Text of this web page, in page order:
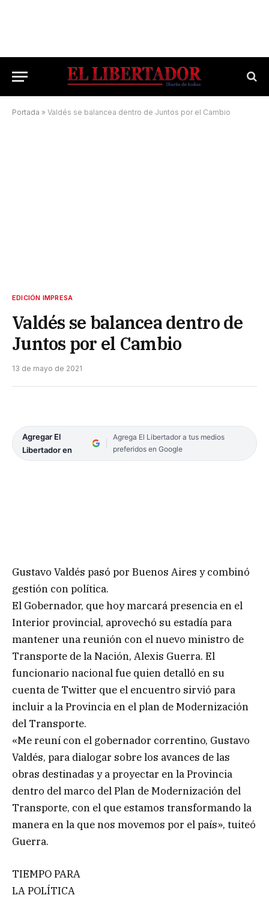
Portada » Valdés se balancea dentro de Juntos por el Cambio
EDICIÓN IMPRESA
Valdés se balancea dentro de
Juntos por el Cambio
13 de mayo de 2021
Agregar El
Libertador en
Agrega El Libertador a tus medios
preferidos en Google
Gustavo Valdés pasó por Buenos Aires y combinó
gestión con política.
El Gobernador, que hoy marcará presencia en el
Interior provincial, aprovechó su estadía para
mantener una reunión con el nuevo ministro de
Transporte de la Nación, Alexis Guerra. El
funcionario nacional fue quien detalló en su
cuenta de Twitter que el encuentro sirvió para
incluir a la Provincia en el plan de Modernización
del Transporte.
«Me reuní con el gobernador correntino, Gustavo
Valdés, para dialogar sobre los avances de las
obras destinadas y a proyectar en la Provincia
dentro del marco del Plan de Modernización del
Transporte, con el que estamos transformando la
manera en la que nos movemos por el país», tuiteó
Guerra.
TIEMPO PARA
LA POLÍTICA